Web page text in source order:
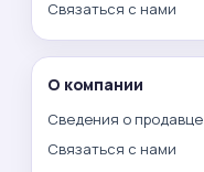
Связаться с нами
О компании
Сведения о продавце
Связаться с нами